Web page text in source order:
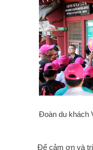
Đoàn du khách
Để cảm ơn và